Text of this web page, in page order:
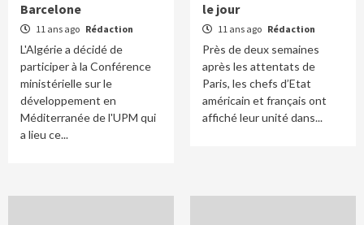
Barcelone
11 ans ago Rédaction
L'Algérie a décidé de
participer à la Conférence
ministérielle sur le
développement en
Méditerranée de l'UPM qui
a lieu ce...
le jour
11 ans ago Rédaction
Près de deux semaines
après les attentats de
Paris, les chefs d’Etat
américain et français ont
affiché leur unité dans...